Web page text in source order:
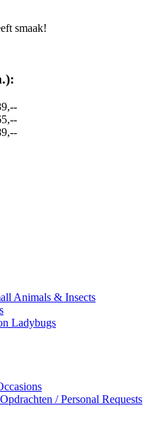
smaak!
Animals & Insects
Ladybugs
/ Personal Requests